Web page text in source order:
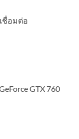
ชื่อมต่อ
GTX 760